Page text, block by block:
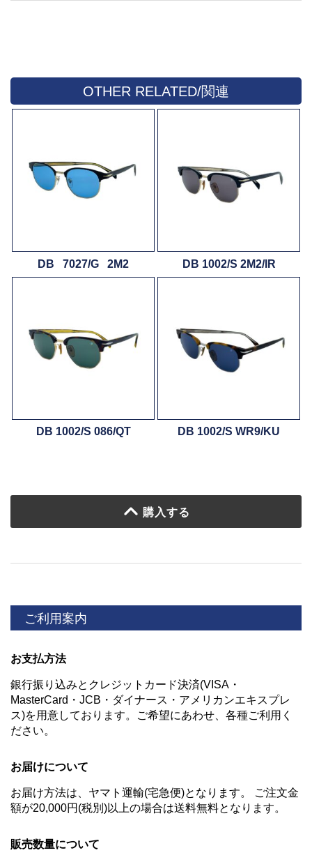
OTHER RELATED/関連
DB 7027/G 2M2 DB 1002/S 2M2/IR
DB 1002/S 086/QT DB 1002/S WR9/KU
購入する
ご利用案内
お支払方法
銀行振り込みとクレジットカード決済(VISA・
MasterCard・JCB・ダイナース・アメリカンエキスプレ
ス)を用意しております。ご希望にあわせ、各種ご利用く
ださい。
お届けについて
お届け方法は、ヤマト運輸(宅急便)となります。 ご注文金
額が20,000円(税別)以上の場合は送料無料となります。
販売数量について